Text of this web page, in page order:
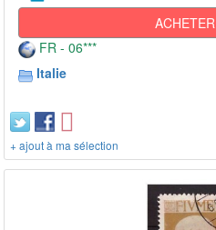
ACHETER
FR - 06***
Italie
+ ajout à ma sélection